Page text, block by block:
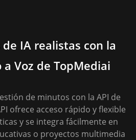
IA realistas con la
a Voz de TopMediai
de minutos con la API de
ofrece acceso rápido y flexible
y se integra fácilmente en
o proyectos multimedia